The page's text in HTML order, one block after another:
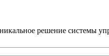
решение системы